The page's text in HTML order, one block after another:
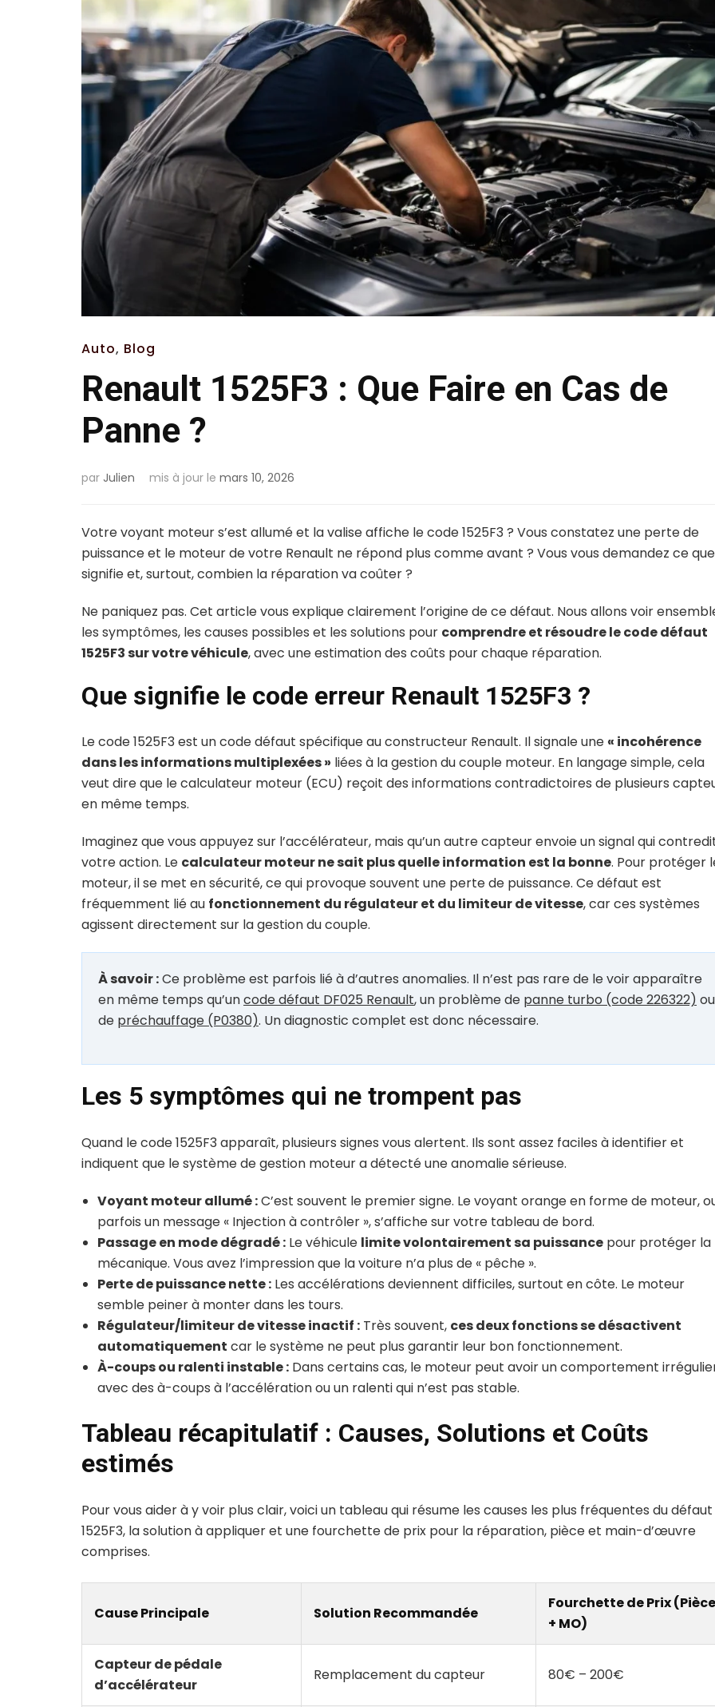
Auto, Blog
Renault 1525F3 : Que Faire en Cas de
Panne ?
par Julien mis à jour le mars 10, 2026
Votre voyant moteur s’est allumé et la valise affiche le code 1525F3 ? Vous constatez une perte de
puissance et le moteur de votre Renault ne répond plus comme avant ? Vous vous demandez ce
signifie et, surtout, combien la réparation va coûter ?
Ne paniquez pas. Cet article vous explique clairement l’origine de ce défaut. Nous allons voir
les symptômes, les causes possibles et les solutions pour comprendre et résoudre le code défaut
1525F3 sur votre véhicule, avec une estimation des coûts pour chaque réparation.
Que signifie le code erreur Renault 1525F3 ?
Le code 1525F3 est un code défaut spécifique au constructeur Renault. Il signale une « incohérence
dans les informations multiplexées » liées à la gestion du couple moteur. En langage simple, cela
veut dire que le calculateur moteur (ECU) reçoit des informations contradictoires de plusieurs
en même temps.
Imaginez que vous appuyez sur l’accélérateur, mais qu’un autre capteur envoie un signal qui
votre action. Le calculateur moteur ne sait plus quelle information est la bonne. Pour protéger
moteur, il se met en sécurité, ce qui provoque souvent une perte de puissance. Ce défaut est
fréquemment lié au fonctionnement du régulateur et du limiteur de vitesse, car ces systèmes
agissent directement sur la gestion du couple.
À savoir :Ce problème est parfois lié à d’autres anomalies. Il n’est pas rare de le voir apparaître
en même temps qu’uncode défaut DF025 Renault, un problème de panne turbo (code 226322) ou
de préchauffage (P0380). Un diagnostic complet est donc nécessaire.
Les 5 symptômes qui ne trompent pas
Quand le code 1525F3 apparaît, plusieurs signes vous alertent. Ils sont assez faciles à identifier et
indiquent que le système de gestion moteur a détecté une anomalie sérieuse.
Voyant moteur allumé :C’est souvent le premier signe. Le voyant orange en forme de moteur,
parfois un message « Injection à contrôler », s’affiche sur votre tableau de bord.
Passage en mode dégradé : Le véhicule limite volontairement sa puissance pour protéger la
mécanique. Vous avez l’impression que la voiture n’a plus de « pêche ».
Perte de puissance nette : Les accélérations deviennent difficiles, surtout en côte. Le moteur
semble peiner à monter dans les tours.
Régulateur/limiteur de vitesse inactif : Très souvent, ces deux fonctions se désactivent
automatiquement car le système ne peut plus garantir leur bon fonctionnement.
À-coups ou ralenti instable : Dans certains cas, le moteur peut avoir un comportement
avec des à-coups à l’accélération ou un ralenti qui n’est pas stable.
Tableau récapitulatif : Causes, Solutions et Coûts
estimés
Pour vous aider à y voir plus clair, voici un tableau qui résume les causes les plus fréquentes du défaut
1525F3, la solution à appliquer et une fourchette de prix pour la réparation, pièce et main-d’œuvre
comprises.
Cause Principale Solution Recommandée
Fourchette de Prix (Pièce
+ MO)
Capteur de pédale
d’accélérateur
Remplacement du capteur 80€ – 200€